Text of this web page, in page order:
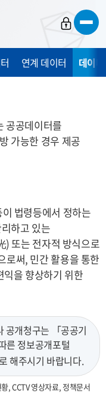
연계 데이터 데이
공공데이터를
가능한 경우 제공
법령등에서 정하는
하고 있는
) 또는 전자적 방식으로
로써, 민간 활용을 통한
익을 향상하기 위한
공개청구는 「공공기
른 정보공개포털
해주시기 바랍니다.
, CCTV 영상자료, 정책문서